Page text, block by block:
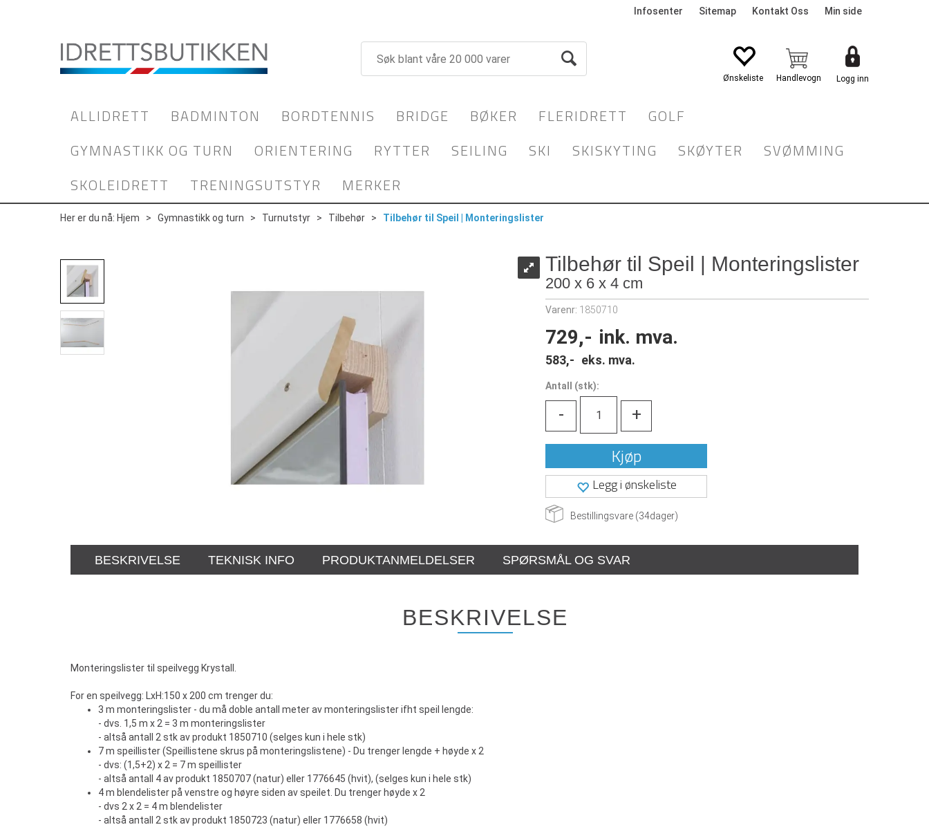
Infosenter Sitemap Kontakt Oss Min side
Logg inn
ALLIDRETT BADMINTON BORDTENNIS BRIDGE BØKER FLERIDRETT
GOLF
GYMNASTIKK OG TURN
ORIENTERING RYTTER SEILING SKI SKISKYTING SKØYTER
SVØMMING
SKOLEIDRETT
TRENINGSUTSTYR MERKER
Her er du nå: Hjem > Gymnastikk og turn > Turnutstyr > Tilbehør > Tilbehør til Speil | Monteringslister
Tilbehør til Speil | Monteringslister
200 x 6 x 4 cm
Varenr: 1850710
729,- ink. mva.
583,- eks. mva.
Antall (stk):
- +
Kjøp
Legg i ønskeliste
Bestillingsvare (34dager)
BESKRIVELSE TEKNISK INFO PRODUKTANMELDELSER SPØRSMÅL OG SVAR
BESKRIVELSE
Monteringslister til speilvegg Krystall.
For en speilvegg: LxH:150 x 200 cm trenger du:
3 m monteringslister - du må doble antall meter av monteringslister ifht speil lengde:
- dvs. 1,5 m x 2 = 3 m monteringslister
- altså antall 2 stk av produkt 1850710 (selges kun i hele stk)
7 m speillister (Speillistene skrus på monteringslistene) - Du trenger lengde + høyde x 2
- dvs: (1,5+2) x 2 = 7 m speillister
- altså antall 4 av produkt 1850707 (natur) eller 1776645 (hvit), (selges kun i hele stk)
4 m blendelister på venstre og høyre siden av speilet. Du trenger høyde x 2
- dvs 2 x 2 = 4 m blendelister
- altså antall 2 stk av produkt 1850723 (natur) eller 1776658 (hvit)